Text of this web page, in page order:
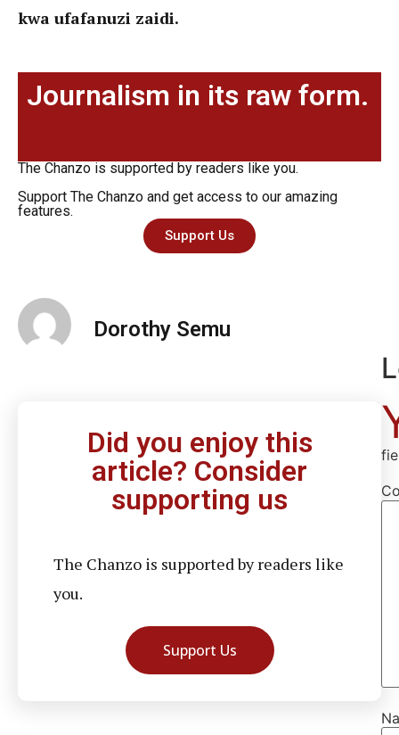
kwa ufafanuzi zaidi.
Journalism in its raw form.
The Chanzo is supported by readers like you.
Support The Chanzo and get access to our amazing
features.
Support Us
Dorothy Semu
Did you enjoy this
article? Consider
supporting us
The Chanzo is supported by readers like
you.
Support Us